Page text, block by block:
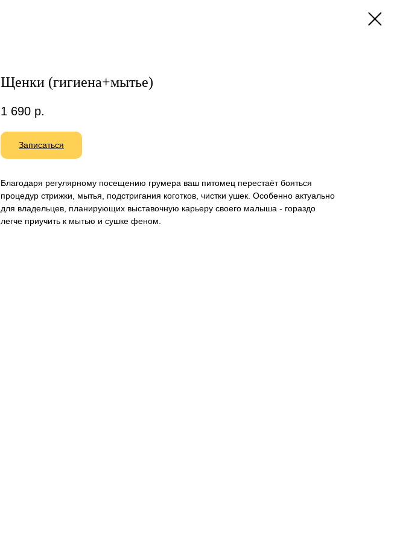
Щенки (гигиена+мытье)
1 690 р.
Записаться
Благодаря регулярному посещению грумера ваш питомец перестаёт бояться
процедур стрижки, мытья, подстригания коготков, чистки ушек. Особенно актуально
для владельцев, планирующих выставочную карьеру своего малыша - гораздо
легче приучить к мытью и сушке феном.